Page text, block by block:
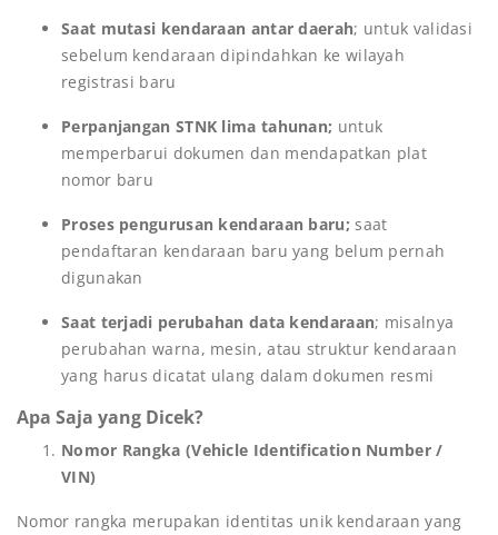
Saat mutasi kendaraan antar daerah; untuk validasi
sebelum kendaraan dipindahkan ke wilayah
registrasi baru
Perpanjangan STNK lima tahunan; untuk
memperbarui dokumen dan mendapatkan plat
nomor baru
Proses pengurusan kendaraan baru; saat
pendaftaran kendaraan baru yang belum pernah
digunakan
Saat terjadi perubahan data kendaraan; misalnya
perubahan warna, mesin, atau struktur kendaraan
yang harus dicatat ulang dalam dokumen resmi
Apa Saja yang Dicek?
Nomor Rangka (Vehicle Identification Number /
VIN)
Nomor rangka merupakan identitas unik kendaraan yang